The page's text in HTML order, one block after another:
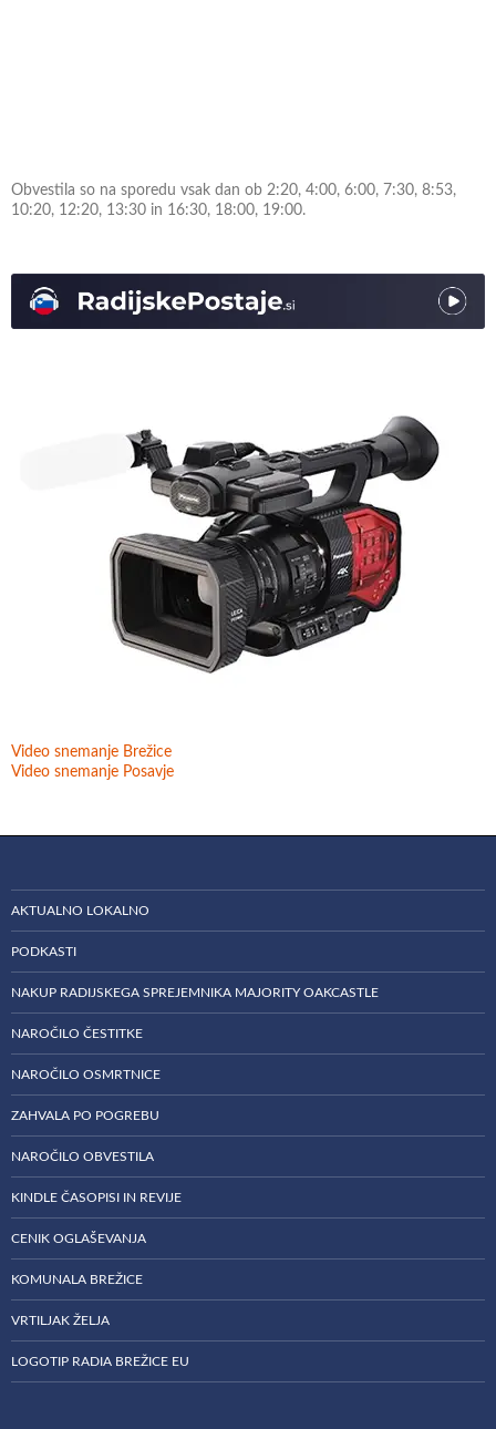
Obvestila so na sporedu vsak dan ob 2:20, 4:00, 6:00, 7:30, 8:53,
10:20, 12:20, 13:30 in 16:30, 18:00, 19:00.
Video snemanje Brežice
Video snemanje Posavje
AKTUALNO LOKALNO
PODKASTI
NAKUP RADIJSKEGA SPREJEMNIKA MAJORITY OAKCASTLE
NAROČILO ČESTITKE
NAROČILO OSMRTNICE
ZAHVALA PO POGREBU
NAROČILO OBVESTILA
KINDLE ČASOPISI IN REVIJE
CENIK OGLAŠEVANJA
KOMUNALA BREŽICE
VRTILJAK ŽELJA
LOGOTIP RADIA BREŽICE EU